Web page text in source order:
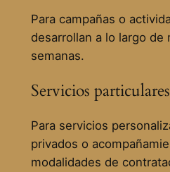
Para campañas o
desarrollan a lo largo de
semanas.
Servicios particulares
Para servicios
privados o
modalidades de